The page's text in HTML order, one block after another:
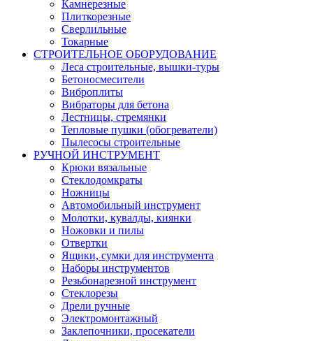
Камнерезные
Плиткорезные
Сверлильные
Токарные
СТРОИТЕЛЬНОЕ ОБОРУДОВАНИЕ
Леса строительные, вышки-туры
Бетоносмесители
Виброплиты
Вибраторы для бетона
Лестницы, стремянки
Тепловые пушки (обогреватели)
Пылесосы строительные
РУЧНОЙ ИНСТРУМЕНТ
Крюки вязальные
Стеклодомкраты
Ножницы
Автомобильный инструмент
Молотки, кувалды, киянки
Ножовки и пилы
Отвертки
Ящики, сумки для инструмента
Наборы инструментов
Резьбонарезной инструмент
Стеклорезы
Дрели ручные
Электромонтажный
Заклепочники, просекатели